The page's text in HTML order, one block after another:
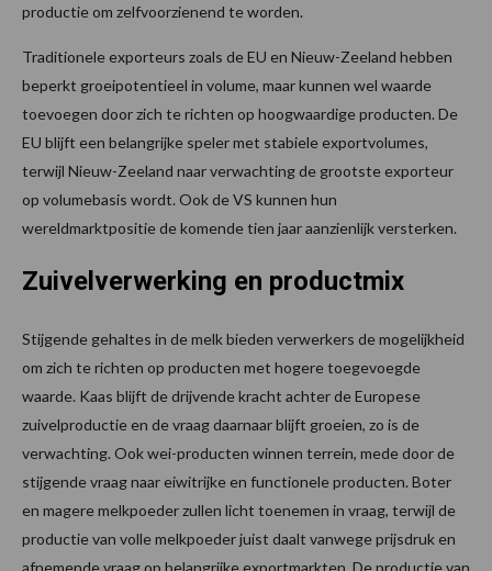
productie om zelfvoorzienend te worden.
Traditionele exporteurs zoals de EU en Nieuw-Zeeland hebben
beperkt groeipotentieel in volume, maar kunnen wel waarde
toevoegen door zich te richten op hoogwaardige producten. De
EU blijft een belangrijke speler met stabiele exportvolumes,
terwijl Nieuw-Zeeland naar verwachting de grootste exporteur
op volumebasis wordt. Ook de VS kunnen hun
wereldmarktpositie de komende tien jaar aanzienlijk versterken.
Zuivelverwerking en productmix
Stijgende gehaltes in de melk bieden verwerkers de mogelijkheid
om zich te richten op producten met hogere toegevoegde
waarde. Kaas blijft de drijvende kracht achter de Europese
zuivelproductie en de vraag daarnaar blijft groeien, zo is de
verwachting. Ook wei-producten winnen terrein, mede door de
stijgende vraag naar eiwitrijke en functionele producten. Boter
en magere melkpoeder zullen licht toenemen in vraag, terwijl de
productie van volle melkpoeder juist daalt vanwege prijsdruk en